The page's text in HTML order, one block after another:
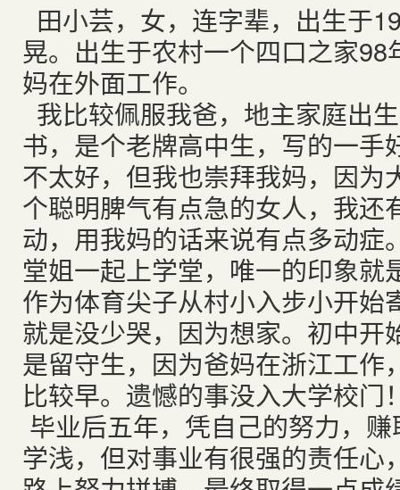
田小芸，女，连字辈，出生于
晃。出生于农村一个四口之家
妈在外面工作。
我比较佩服我爸，地主家庭出
书，是个老牌高中生，写的一
不太好，但我也崇拜我妈，因
个聪明脾气有点急的女人，我
动，用我妈的话来说有点多动
堂姐一起上学堂，唯一的印象
作为体育尖子从村小入步小开
就是没少哭，因为想家。初中
是留守生，因为爸妈在浙江工
比较早。遗憾的事没入大学校门
毕业后五年，凭自己的努力，
学浅，但对事业有很强的责任